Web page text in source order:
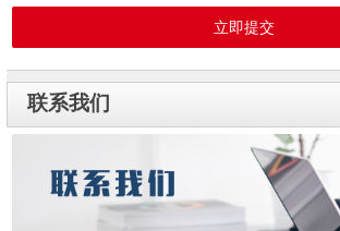
立即提交
联系我们